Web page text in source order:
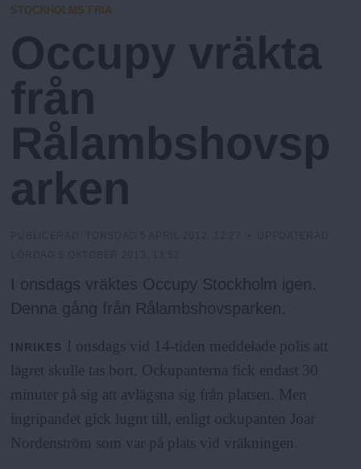
o
c
k
h
o
m
s
F
r
d
ä
e
n
STOCKHOLMS FRIA
Occupy vräkta
från
Rålambshovsp
arken
I onsdags vräktes Occupy Stockholm igen.
Denna gång från Rålambshovsparken.
INRIKES
I onsdags vid 14-tiden meddelade polis att
lägret skulle tas bort. Ockupanterna fick endast 30
minuter på sig att avlägsna sig från platsen. Men
ingripandet gick lugnt till, enligt ockupanten Joar
Nordenström som var på plats vid vräkningen.